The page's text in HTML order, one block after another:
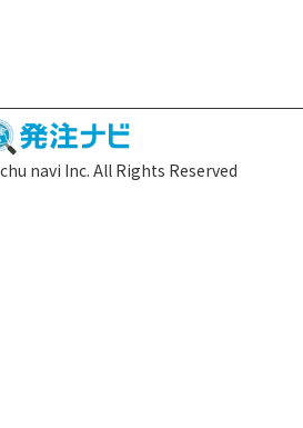
navi Inc. All Rights Reserved